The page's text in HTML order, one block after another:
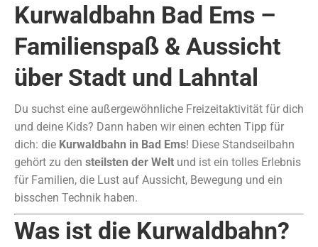
Kurwaldbahn Bad Ems –
Familienspaß & Aussicht
über Stadt und Lahntal
Du suchst eine außergewöhnliche Freizeitaktivität für dich
und deine Kids? Dann haben wir einen echten Tipp für
dich: die Kurwaldbahn in Bad Ems! Diese Standseilbahn
gehört zu den steilsten der Welt und ist ein tolles Erlebnis
für Familien, die Lust auf Aussicht, Bewegung und ein
bisschen Technik haben.
Was ist die Kurwaldbahn?